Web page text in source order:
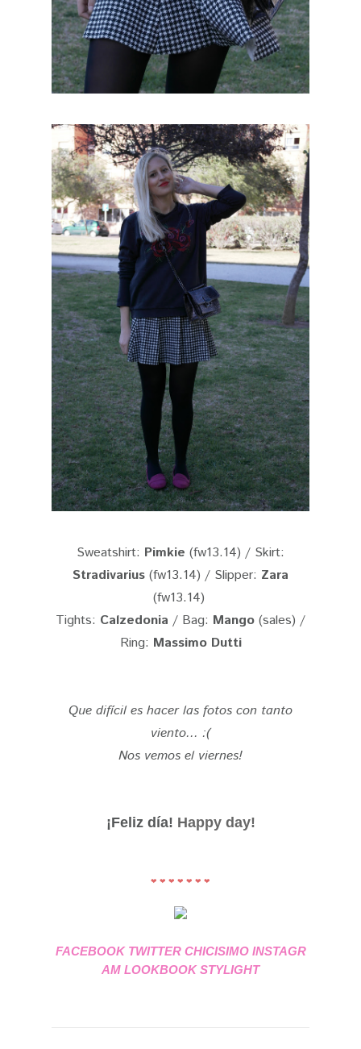
Sweatshirt: Pimkie (fw13.14) / Skirt:
Stradivarius (fw13.14) / Slipper: Zara
(fw13.14)
Tights: Calzedonia / Bag: Mango (sales) /
Ring: Massimo Dutti
Que difícil es hacer las fotos con tanto
viento... :(
Nos vemos el viernes!
¡Feliz día! Happy day!
❤ ❤ ❤ ❤ ❤ ❤ ❤
FACEBOOK TWITTER CHICISIMO INSTAGR
AM LOOKBOOK STYLIGHT